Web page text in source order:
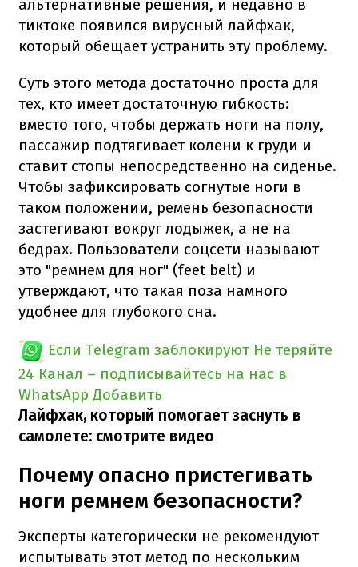
альтернативные решения, и недавно в
тиктоке появился вирусный лайфхак,
который обещает устранить эту проблему.
Суть этого метода достаточно проста для
тех, кто имеет достаточную гибкость:
вместо того, чтобы держать ноги на полу,
пассажир подтягивает колени к груди и
ставит стопы непосредственно на сиденье.
Чтобы зафиксировать согнутые ноги в
таком положении, ремень безопасности
застегивают вокруг лодыжек, а не на
бедрах. Пользователи соцсети называют
это "ремнем для ног" (feet belt) и
утверждают, что такая поза намного
удобнее для глубокого сна.
Если Telegram заблокируют Не теряйте
24 Канал – подписывайтесь на нас в
WhatsApp Добавить
Лайфхак, который помогает заснуть в
самолете: смотрите видео
Почему опасно пристегивать
ноги ремнем безопасности?
Эксперты категорически не рекомендуют
испытывать этот метод по нескольким